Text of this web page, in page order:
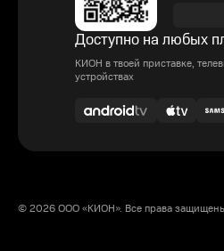
Доступно на любых
КИОН в твоей приставке,
устройствах
© 2026 ООО «КИОН». Все права